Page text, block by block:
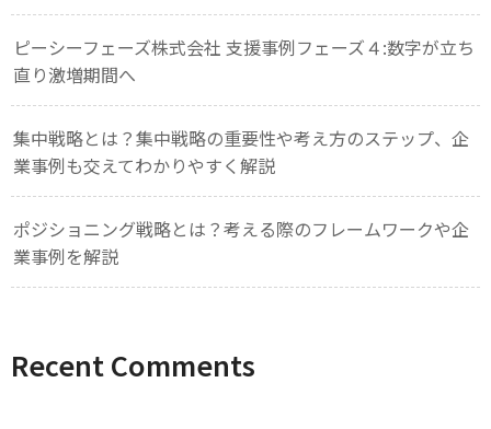
ピーシーフェーズ株式会社 支援事例フェーズ４:数字が立ち
直り激増期間へ
集中戦略とは？集中戦略の重要性や考え方のステップ、企
業事例も交えてわかりやすく解説
ポジショニング戦略とは？考える際のフレームワークや企
業事例を解説
Recent Comments